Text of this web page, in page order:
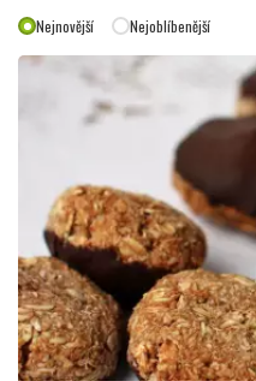
Nejnovější Nejoblíbenější